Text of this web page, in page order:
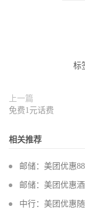
标
上一篇
免费1元话费
相关推荐
邮储：美团优惠
邮储：美团优惠
中行：美团优惠